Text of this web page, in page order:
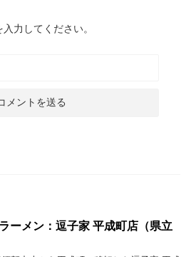
力してください。
ーメン：逗子家 平成町店（県立